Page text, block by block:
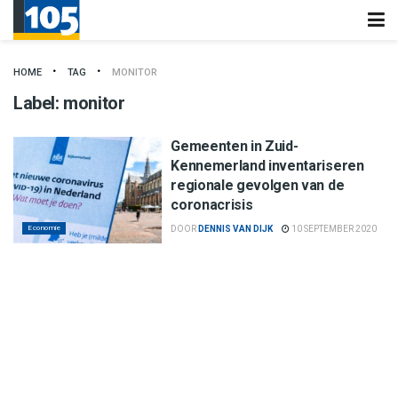
HOME TAG MONITOR
Label: monitor
Economie
Gemeenten in Zuid-
Kennemerland inventariseren
regionale gevolgen van de
coronacrisis
DOOR DENNIS VAN DIJK 10 SEPTEMBER 2020